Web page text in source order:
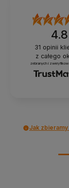
4.8
31 opinii
z całego
zebranych i
Jak